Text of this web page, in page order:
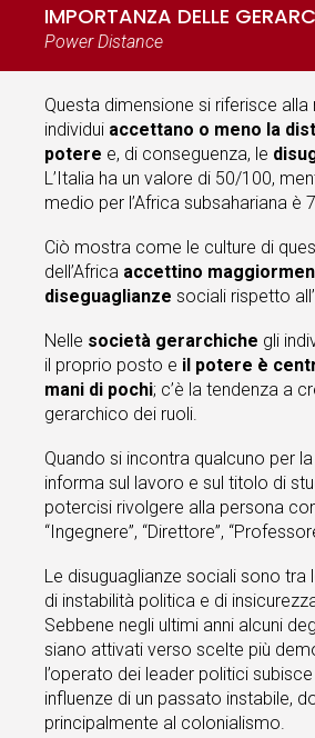
IMPORTANZA DELLE
Power Distance
Questa dimensione si riferisce alla
individui accettano o meno la
potere e, di conseguenza, le
L’Italia ha un valore di 50/100,
medio per l’Africa subsahariana è
Ciò mostra come le culture di
dell’Africa accettino
diseguaglianze sociali rispetto
Nelle società gerarchiche gli
il proprio posto e il potere è
mani di pochi; c’è la tendenza a
gerarchico dei ruoli.
Quando si incontra qualcuno per
informa sul lavoro e sul titolo di
potercisi rivolgere alla persona
“Ingegnere”, “Direttore”,
Le disuguaglianze sociali sono tra
di instabilità politica e di
Sebbene negli ultimi anni alcuni
siano attivati verso scelte più
l’operato dei leader politici
influenze di un passato instabile,
principalmente al colonialismo.